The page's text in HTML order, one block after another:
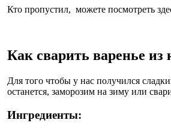
Кто пропустил, можете посмотреть
Как сварить варенье
Для того чтобы у нас получился
останется, заморозим на зиму или
Ингредиенты: